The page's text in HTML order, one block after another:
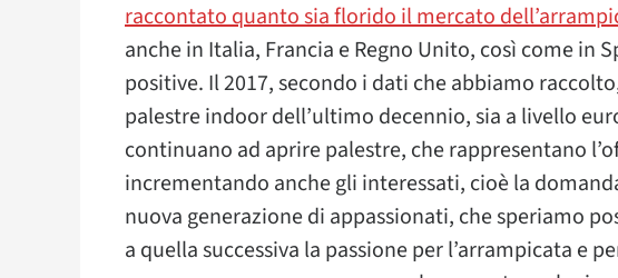
raccontato quanto sia florido il mercato
anche in Italia, Francia e Regno Unito, così come in
positive. Il 2017, secondo i dati che abbiamo
palestre indoor dell’ultimo decennio, sia a livello
continuano ad aprire palestre, che rappresentano
incrementando anche gli interessati, cioè la
nuova generazione di appassionati, che speriamo
a quella successiva la passione per l’arrampicata e